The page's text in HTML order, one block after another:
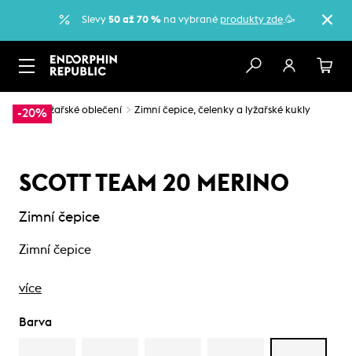
Slevy 50 až 70 % na vybrané produkty zde.🥳
-20%
… Lyžařské oblečení Zimní čepice, čelenky a lyžařské kukly
SCOTT TEAM 20 MERINO
Zimní čepice
Zimní čepice
více
Barva